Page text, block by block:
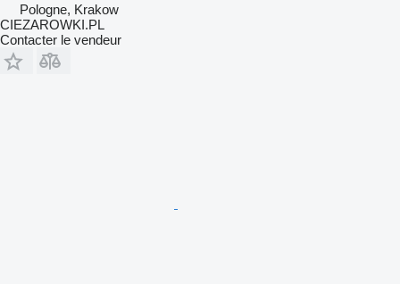
Pologne, Krakow
CIEZAROWKI.PL
Contacter le vendeur